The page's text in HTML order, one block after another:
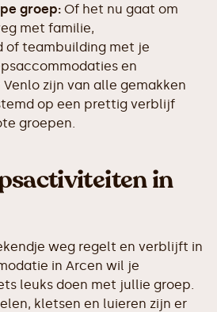
groep: Of het nu gaat om
met familie,
of teambuilding met je
en
zijn van alle gemakken
op een prettig verblijf
groepen.
in
weg regelt en verblijft in
in Arcen wil je
leuks doen met jullie groep.
kletsen en luieren zijn er